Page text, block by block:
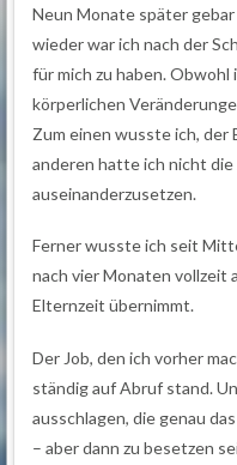
Neun Monate später
wieder war ich nach der
für mich zu haben. Obwohl
körperlichen
Zum einen wusste ich, der
anderen hatte ich nicht
auseinanderzusetzen.
Ferner wusste ich seit
nach vier Monaten vollzeit
Elternzeit übernimmt.
Der Job, den ich vorher
ständig auf Abruf stand.
ausschlagen, die genau
– aber dann zu besetzen